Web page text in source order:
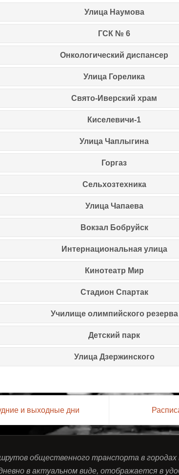
Улица Наумова
ГСК № 6
Онкологический диспансер
Улица Горелика
Свято-Иверский храм
Киселевичи-1
Улица Чаплыгина
Горгаз
Сельхозтехника
Улица Чапаева
Вокзал Бобруйск
Интернациональная улица
Кинотеатр Мир
Стадион Спартак
Училище олимпийского резерва
Детский парк
Улица Дзержинского
и выходные дни
общественного транспорта в
в актуальном виде, отображается в